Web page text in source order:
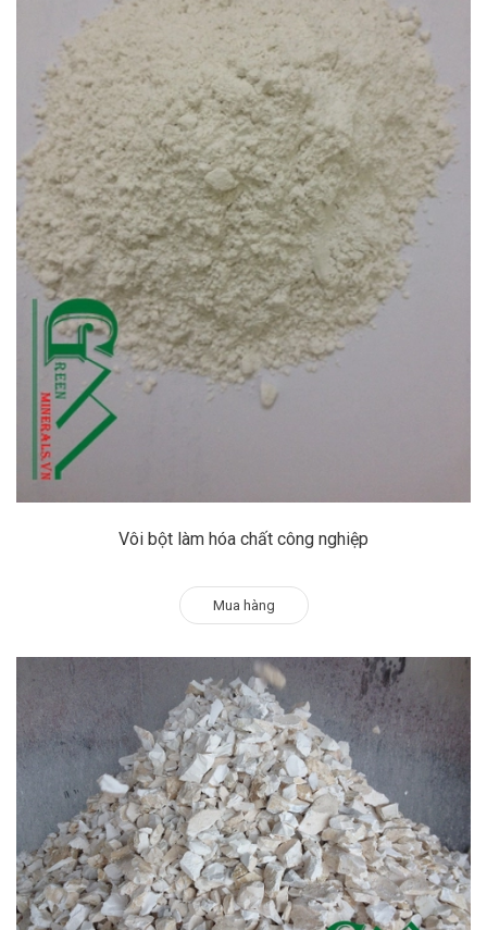
Vôi bột làm hóa chất công nghiệp
Mua hàng